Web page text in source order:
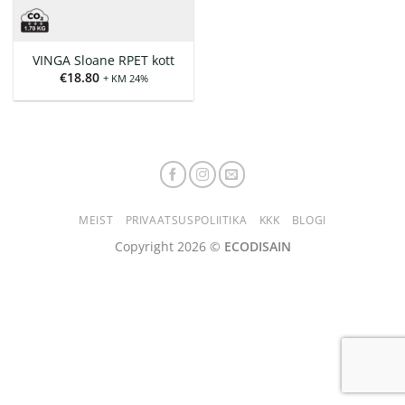
VINGA Sloane RPET kott
€18.80 + KM 24%
MEIST PRIVAATSUSPOLIITIKA KKK BLOGI
Copyright 2026 © ECODISAIN